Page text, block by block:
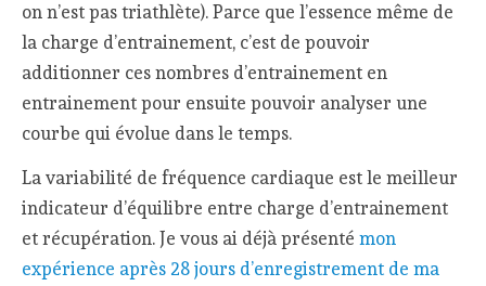
on n’est pas triathlète). Parce que l’essence même de
la charge d’entrainement, c’est de pouvoir
additionner ces nombres d’entrainement en
entrainement pour ensuite pouvoir analyser une
courbe qui évolue dans le temps.
La variabilité de fréquence cardiaque est le meilleur
indicateur d’équilibre entre charge d’entrainement
et récupération. Je vous ai déjà présentémon
expérience après 28 jours d’enregistrement de ma